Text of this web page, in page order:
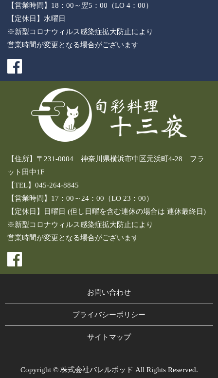
【営業時間】18：00～翌5：00（LO 4：00）
【定休日】水曜日
※新型コロナウィルス感染症拡大防止により
営業時間が変更となる場合がございます
【住所】〒231-0004 神奈川県横浜市中区元浜町4-28 フラ
ット田中1F
【TEL】045-264-8845
【営業時間】17：00～24：00（LO 23：00）
【定休日】日曜日 (但し日曜を含む連休の場合は 連休最終日)
※新型コロナウィルス感染症拡大防止により
営業時間が変更となる場合がございます
お問い合わせ
プライバシーポリシー
サイトマップ
Copyright © 株式会社バレルポッド All Rights Reserved.